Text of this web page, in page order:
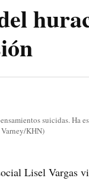
suicidas. Ha
Varney/KHN)
Lisel Vargas